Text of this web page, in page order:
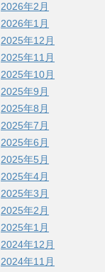
2026年2月
2026年1月
2025年12月
2025年11月
2025年10月
2025年9月
2025年8月
2025年7月
2025年6月
2025年5月
2025年4月
2025年3月
2025年2月
2025年1月
2024年12月
2024年11月